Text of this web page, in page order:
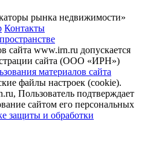
рынка недвижимости»
Контакты
сайта www.irn.ru допускается
сайта (ООО «ИРН»)
материалов сайта
файлы настроек (cookie).
Пользователь подтверждает
сайтом его персональных
защиты и обработки